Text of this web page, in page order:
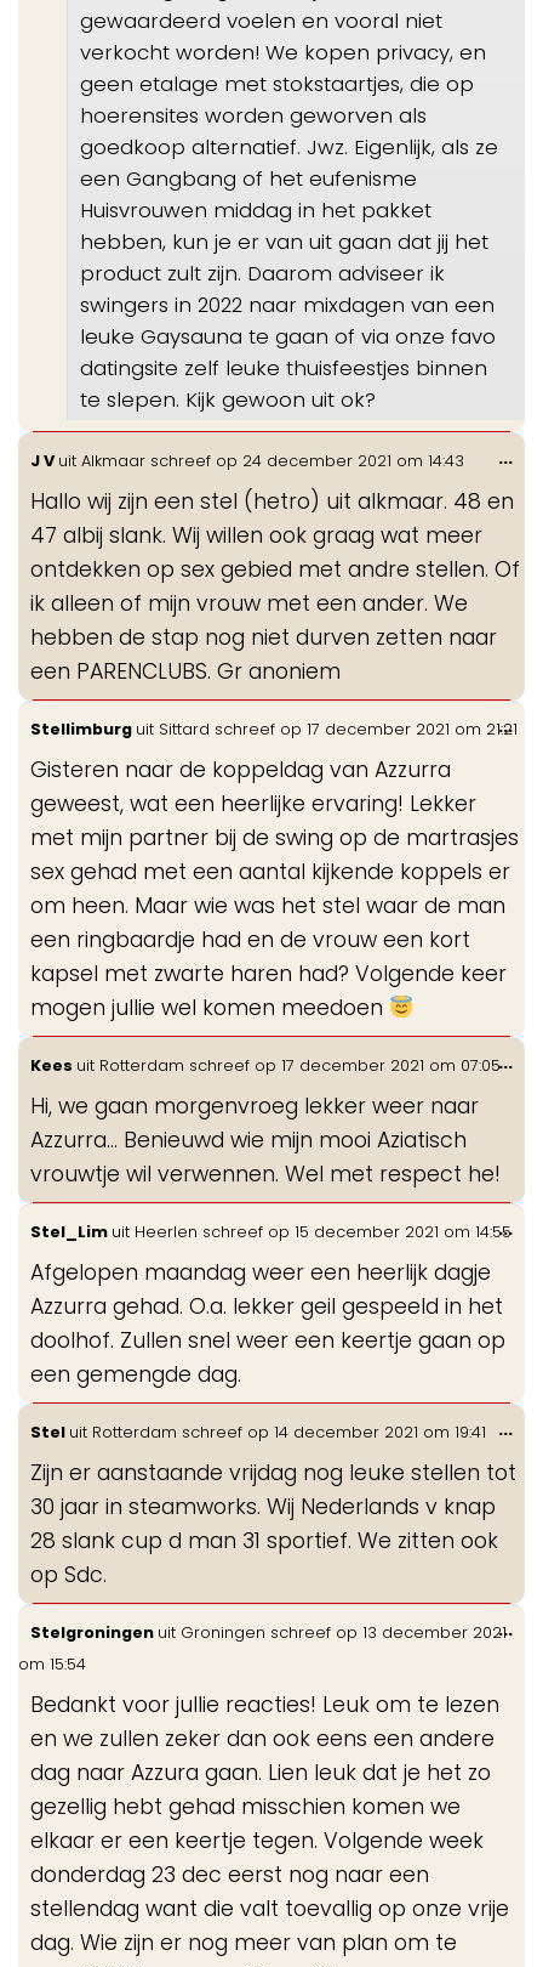
gewaardeerd voelen en vooral niet
verkocht worden! We kopen privacy, en
geen etalage met stokstaartjes, die op
hoerensites worden geworven als
goedkoop alternatief. Jwz. Eigenlijk, als ze
een Gangbang of het eufenisme
Huisvrouwen middag in het pakket
hebben, kun je er van uit gaan dat jij het
product zult zijn. Daarom adviseer ik
swingers in 2022 naar mixdagen van een
leuke Gaysauna te gaan of via onze favo
datingsite zelf leuke thuisfeestjes binnen
te slepen. Kijk gewoon uit ok?
J V uit Alkmaar schreef op 24 december 2021 om 14:43
Hallo wij zijn een stel (hetro) uit alkmaar. 48 en
47 albij slank. Wij willen ook graag wat meer
ontdekken op sex gebied met andre stellen. Of
ik alleen of mijn vrouw met een ander. We
hebben de stap nog niet durven zetten naar
een PARENCLUBS. Gr anoniem
...
Stellimburg uit Sittard schreef op 17 december 2021 om 21:21
Gisteren naar de koppeldag van Azzurra
geweest, wat een heerlijke ervaring! Lekker
met mijn partner bij de swing op de martrasjes
sex gehad met een aantal kijkende koppels er
om heen. Maar wie was het stel waar de man
een ringbaardje had en de vrouw een kort
kapsel met zwarte haren had? Volgende keer
mogen jullie wel komen meedoen
...
Kees uit Rotterdam schreef op 17 december 2021 om 07:05
Hi, we gaan morgenvroeg lekker weer naar
Azzurra... Benieuwd wie mijn mooi Aziatisch
vrouwtje wil verwennen. Wel met respect he!
...
Stel_Lim uit Heerlen schreef op 15 december 2021 om 14:55
Afgelopen maandag weer een heerlijk dagje
Azzurra gehad. O.a. lekker geil gespeeld in het
doolhof. Zullen snel weer een keertje gaan op
een gemengde dag.
...
Stel uit Rotterdam schreef op 14 december 2021 om 19:41
Zijn er aanstaande vrijdag nog leuke stellen tot
30 jaar in steamworks. Wij Nederlands v knap
28 slank cup d man 31 sportief. We zitten ook
op Sdc.
...
Stelgroningen uit Groningen schreef op 13 december 2021
om 15:54
Bedankt voor jullie reacties! Leuk om te lezen
en we zullen zeker dan ook eens een andere
dag naar Azzura gaan. Lien leuk dat je het zo
gezellig hebt gehad misschien komen we
elkaar er een keertje tegen. Volgende week
donderdag 23 dec eerst nog naar een
stellendag want die valt toevallig op onze vrije
dag. Wie zijn er nog meer van plan om te
...